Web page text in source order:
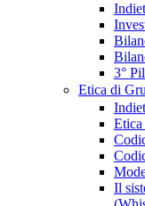
3°
Etica di
Il